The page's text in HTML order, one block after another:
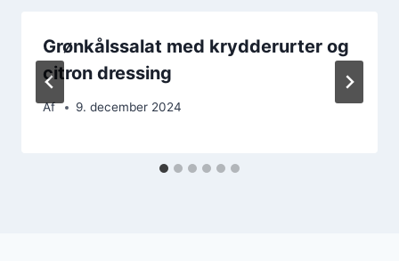
Grønkålssalat med krydderurter og
citron dressing
Af 9. december 2024